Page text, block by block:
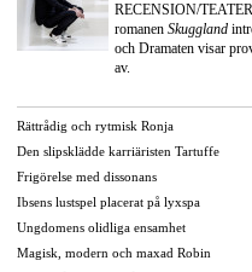
RECENSION/
romanen Skuggland
och Dramaten visar
av.
Rättrådig och rytmisk Ronja
Den slipsklädde karriäristen Tartuffe
Frigörelse med dissonans
Ibsens lustspel placerat på lyxspa
Ungdomens olidliga ensamhet
Magisk, modern och maxad Robin